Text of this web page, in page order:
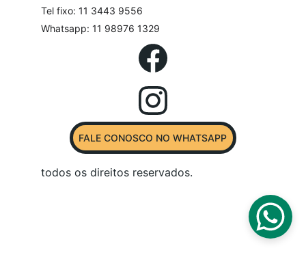
todos os direitos reservados.
Tel fixo: 11 3443 9556
Whatsapp: 11 98976 1329
FALE CONOSCO NO WHATSAPP